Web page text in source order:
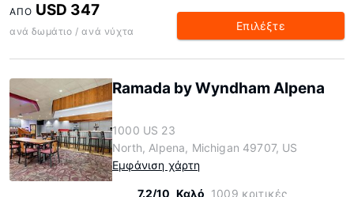
ΑΠΌ USD 347
ανά δωμάτιο / ανά νύχτα Επιλέξτε
Ramada by Wyndham Alpena
1000 US 23
North, Alpena, Michigan 49707, US
Εμφάνιση χάρτη
7.2/10 Καλό 1009 κριτικές